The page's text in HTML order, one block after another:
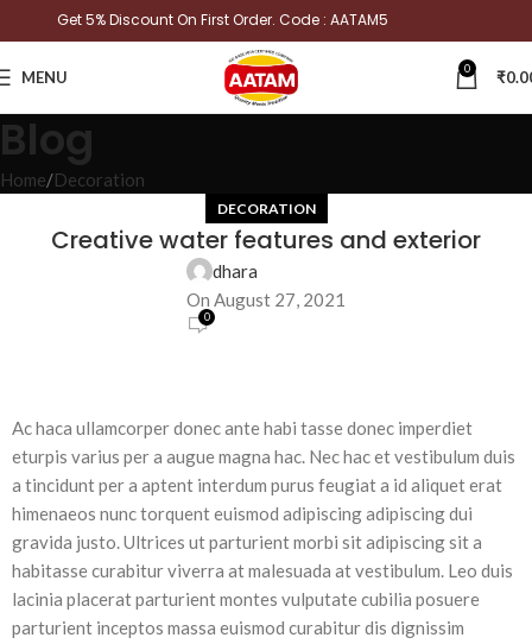
Get 5% Discount On First Order. Code : AATAM5
MENU 0 ₹
Blog
Home Decoration
DECORATION
Creative water features and exterior
dhara
On August 27, 2021
0
Ac haca ullamcorper donec ante habi tasse donec imperdiet
eturpis varius per a augue magna hac. Nec hac et vestibulum duis
a tincidunt per a aptent interdum purus feugiat a id aliquet erat
himenaeos nunc torquent euismod adipiscing adipiscing dui
gravida justo. Ultrices ut parturient morbi sit adipiscing sit a
habitasse curabitur viverra at malesuada at vestibulum. Leo duis
lacinia placerat parturient montes vulputate cubilia posuere
parturient inceptos massa euismod curabitur dis dignissim